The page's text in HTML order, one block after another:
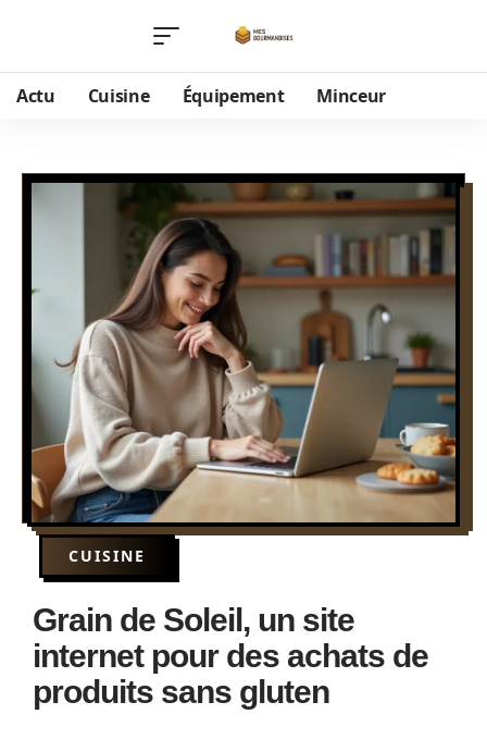
Actu Cuisine Équipement Minceur
CUISINE
Grain de Soleil, un site
internet pour des achats de
produits sans gluten